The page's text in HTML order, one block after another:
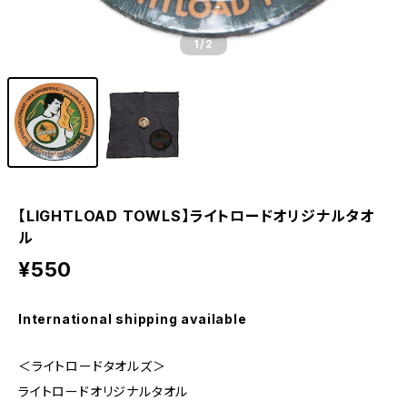
1/2
【LIGHTLOAD TOWLS】ライトロードオリジナルタオ
ル
¥550
International shipping available
＜ライトロードタオルズ＞
ライトロードオリジナルタオル